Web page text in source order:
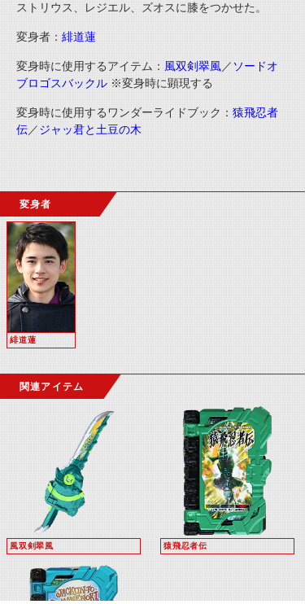
ストリウス、レジエル、ズオスに膝をつかせた。
変身者： 緋道蓮
変身時に使用するアイテム： 風双剣翠風／ソードオ
ブロゴスバックル ※変身時に顕現する
変身時に使用するワンダーライドブック： 猿飛忍者
伝／ジャッ君と土豆の木
変身者
緋道蓮
関連アイテム
風双剣翠風 猿飛忍者伝